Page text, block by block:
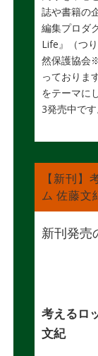
誌や書籍の
編集プロダ
Life』（つ
然保護協会
っておりま
をテーマに
3発売中です
【新刊】
ム 佐藤文
新刊発売
考えるロ
文紀